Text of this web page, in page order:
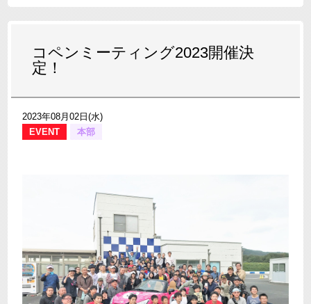
コペンミーティング2023開催決
定！
2023年08月02日(水)
EVENT
本部